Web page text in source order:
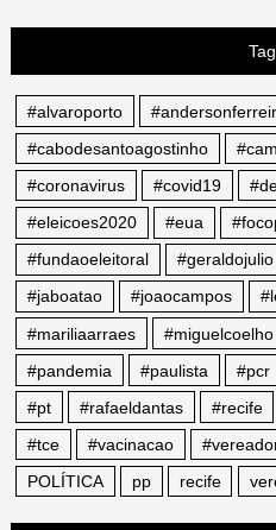
#alvaroporto
#cabodesantoagostinho
#coronavirus
#covid19
#eleicoes2020
#eua
#fundaoeleitoral
#geraldojulio
#jaboatao
#joaocampos
#mariliaarraes
#miguelcoelho
#pandemia
#paulista #pcr
#pt
#rafaeldantas #recife
#tce
#vacinacao
POLÍTICA
pp recife